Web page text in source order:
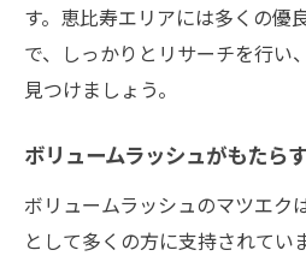
す。恵比寿エリアには多くの優
で、しっかりとリサーチを行い
見つけましょう。
ボリュームラッシュがもたら
ボリュームラッシュのマツエク
として多くの方に支持されてい